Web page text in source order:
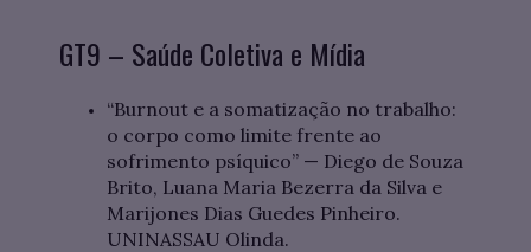
GT9 – Saúde Coletiva e Mídia
“Burnout e a somatização no trabalho:
o corpo como limite frente ao
sofrimento psíquico” — Diego de Souza
Brito, Luana Maria Bezerra da Silva e
Marijones Dias Guedes Pinheiro.
UNINASSAU Olinda.